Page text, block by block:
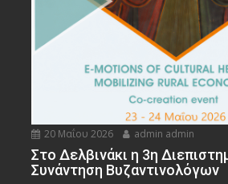
20 Μαΐου 2026 admin admin
Στο Δελβινάκι η 3η
Συνάντηση Βυζαντινολόγων